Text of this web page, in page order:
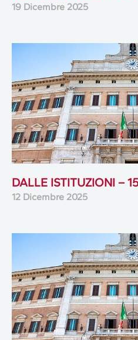
19 Dicembre 2025
DALLE ISTITUZIONI –
12 Dicembre 2025